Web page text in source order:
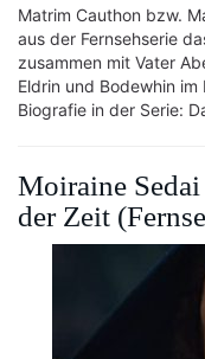
Matrim Cauthon bzw.
aus der Fernsehserie
zusammen mit Vater
Eldrin und Bodewhin
Biografie in der Serie:
Moiraine
der Zeit